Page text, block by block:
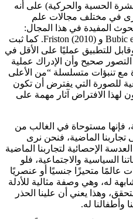
الحسية والحركية) على أنه
في مختلف مجالات علم
المفيدة في هذا المجال:
Kveraga et al (2007) و Bubic et al (2010) و Friston (2010). كما ثبت
للتطبيق عمليًا على الأقل في
صحيح وأن الإدراك عملية
مع تنبؤات متسلسلة “من الأعلى
للصورة التي يفترض أن تكون
لهذا الافتراض آثار مهمة على
فإنها مستوحاة في الغالب من
تجاربنا الماضية، فنحن نرى
الإحصائية لتجاربنا الماضية
السياسية والاجتماعية، فلو
عالمًا متحيزًا جنسيًا أو عنصريًا
له، وهي وصفة مثالية للأدلة
وهذا يعني أن علينا الحذر
له.